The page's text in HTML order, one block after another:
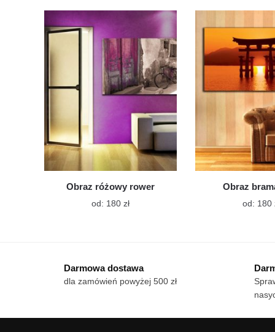
wiele
Opcje
można
wybrać
na
stronie
Obraz różowy rower
od: 180 złTen
Opcje
można
Obraz
od: 180
Darmowa dostawa
dla zamówień powyżej 500 zł